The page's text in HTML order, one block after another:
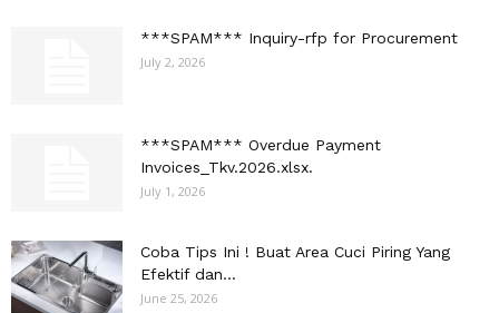
***SPAM*** Inquiry-rfp for Procurement
July 2, 2026
***SPAM*** Overdue Payment
Invoices_Tkv.2026.xlsx.
July 1, 2026
Coba Tips Ini ! Buat Area Cuci Piring Yang
Efektif dan...
June 25, 2026